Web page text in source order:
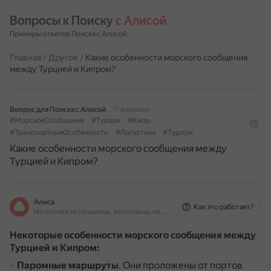
Вопросы к Поиску с Алисой
Примеры ответов Поиска с Алисой
Главная / Другое / Какие особенности морского сообщения
между Турцией и Кипром?
Вопрос для Поиска с Алисой
7 февраля
#МорскоеСообщение
#Турция
#Кипр
#ТранспортныеОсобенности
#Логистика #Туризм
Какие особенности морского сообщения между
Турцией и Кипром?
Алиса
На основе источников, возможны неточности
Как это работает?
Некоторые особенности морского сообщения между
Турцией и Кипром:
Паромные маршруты. Они проложены от портов